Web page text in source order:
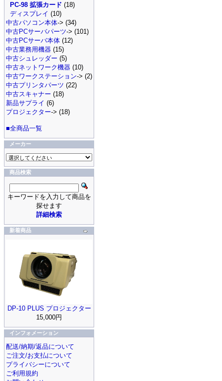
PC-98 拡張カード (18)
ディスプレイ (10)
中古パソコン本体-> (34)
中古PCサーバパーツ-> (101)
中古PCサーバ本体 (12)
中古業務用機器 (15)
中古シュレッダー (5)
中古ネットワーク機器 (10)
中古ワークステーション-> (2)
中古プリンタパーツ (22)
中古スキャナー (18)
新品サプライ (6)
プロジェクター-> (18)
■全商品一覧
メーカー
商品検索
キーワードを入力して商品を
探せます
詳細検索
新着商品
DP-10 PLUS プロジェクター
15,000円
インフォメーション
配送/納期/返品について
ご注文/お支払について
プライバシーについて
ご利用規約